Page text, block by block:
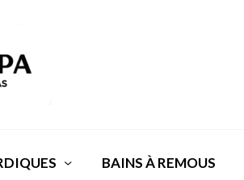
BAINS À REMOUS